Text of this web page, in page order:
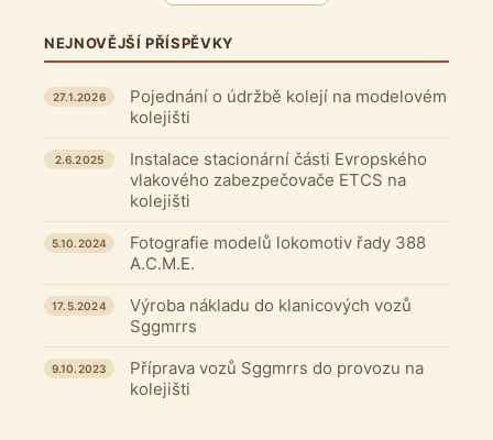
NEJNOVĚJŠÍ PŘÍSPĚVKY
Pojednání o údržbě kolejí na modelovém
kolejišti
27.1.2026
Instalace stacionární části Evropského
vlakového zabezpečovače ETCS na
kolejišti
2.6.2025
Fotografie modelů lokomotiv řady 388
A.C.M.E.
5.10.2024
Výroba nákladu do klanicových vozů
Sggmrrs
17.5.2024
Příprava vozů Sggmrrs do provozu na
kolejišti
9.10.2023